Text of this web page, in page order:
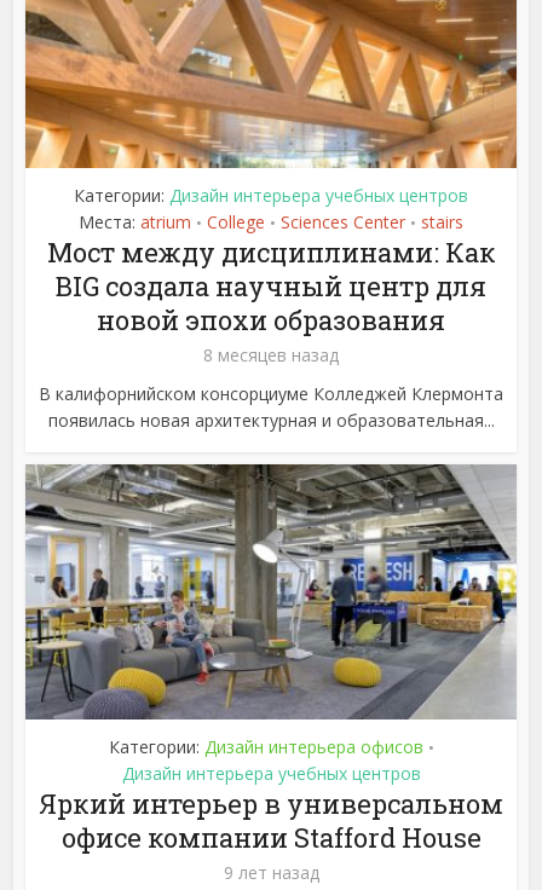
Категории: Дизайн интерьера учебных центров
Места: atrium • College • Sciences Center • stairs
Мост между дисциплинами: Как
BIG создала научный центр для
новой эпохи образования
8 месяцев назад
В калифорнийском консорциуме Колледжей Клермонта
появилась новая архитектурная и образовательная...
Категории: Дизайн интерьера офисов •
Дизайн интерьера учебных центров
Яркий интерьер в универсальном
офисе компании Stafford House
9 лет назад